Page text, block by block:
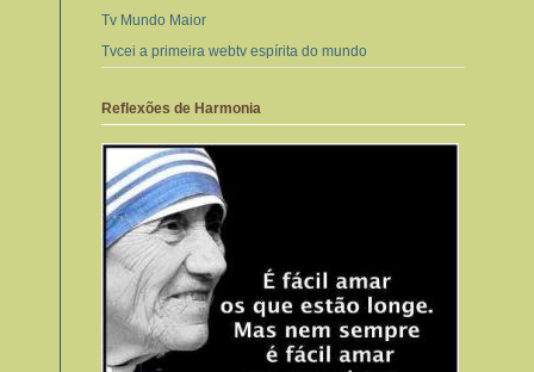
Tv Mundo Maior
Tvcei a primeira webtv espírita do mundo
Reflexões de Harmonia